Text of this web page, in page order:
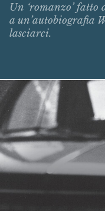
Un ‘romanzo’
a un’autobiografia
lasciarci.